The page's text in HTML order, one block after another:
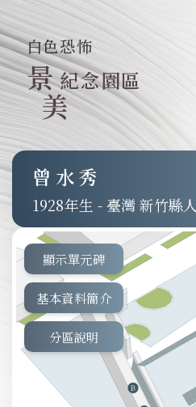
白色恐怖
景
美
紀念園區
曾水秀
1928 - 臺灣 新竹縣人
顯示單元碑
基本資料簡介
分區說明